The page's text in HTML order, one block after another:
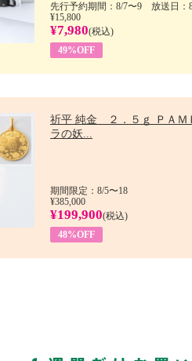
先行予約期間：8/7〜9 放送日：
¥15,800
¥7,980(税込)
49%OFF
祈平 純金 ２．５ｇ ＰＡＭ
ラの妖...
期間限定：8/5〜18
¥385,000
¥199,900(税込)
48%OFF